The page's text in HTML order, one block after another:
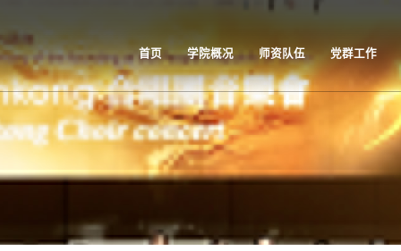
首页 学院概况 师资队伍 党群工作